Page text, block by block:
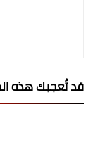
قد تُعجبك هذه